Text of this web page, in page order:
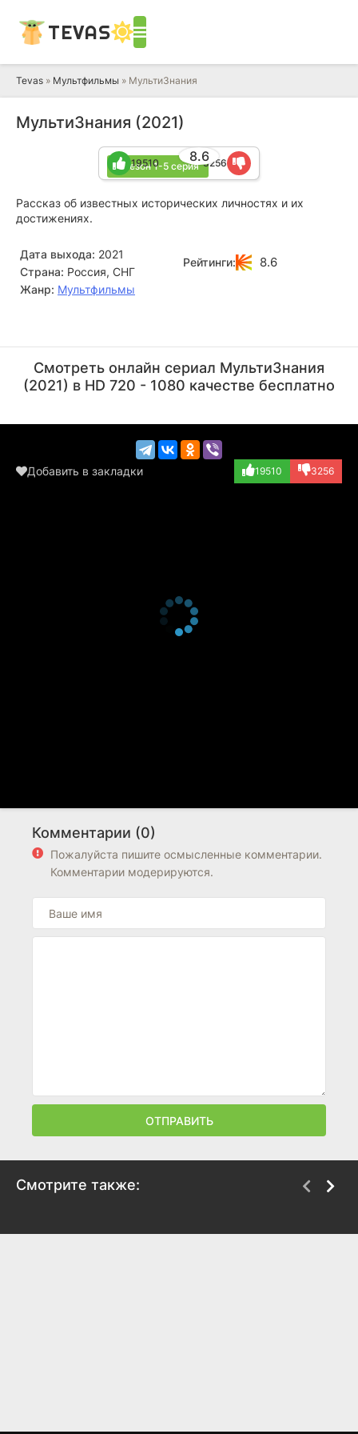
TEVAS
Tevas » Мультфильмы » МультиЗнания
МультиЗнания (2021)
1 сезон 1-5 серия
8.6
19510 3256
Рассказ об известных исторических личностях и их
достижениях.
Дата выхода: 2021
Страна: Россия, СНГ
Жанр: Мультфильмы
Рейтинги: 8.6
(озвучка)
Смотреть онлайн сериал МультиЗнания
(2021) в HD 720 - 1080 качестве бесплатно
Добавить в закладки 19510 3256
Комментарии (0)
Пожалуйста пишите осмысленные комментарии.
Комментарии модерируются.
ОТПРАВИТЬ
Смотрите также: